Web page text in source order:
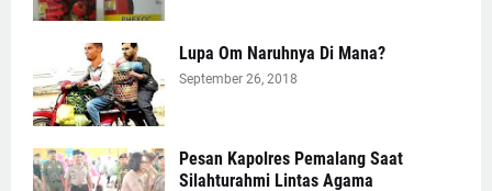
Lupa Om Naruhnya Di Mana?
September 26, 2018
Pesan Kapolres Pemalang Saat
Silahturahmi Lintas Agama